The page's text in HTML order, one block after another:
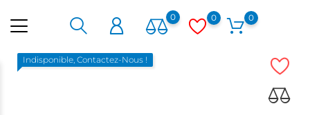
0 0 0
Indisponible, Contactez-Nous !